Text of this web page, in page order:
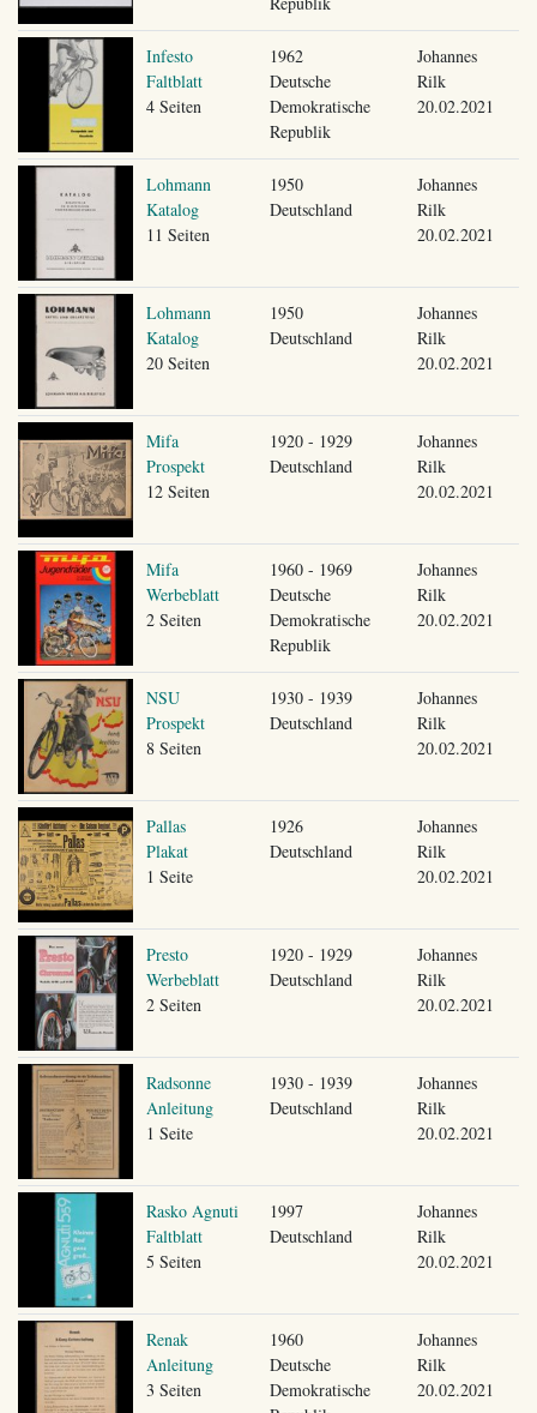
Infesto
Faltblatt
4 Seiten
1962
Deutsche
Demokratische
Republik
Johannes
Rilk
20.02.2021
Lohmann
Katalog
11 Seiten
1950
Deutschland
Johannes
Rilk
20.02.2021
Lohmann
Katalog
20 Seiten
1950
Deutschland
Johannes
Rilk
20.02.2021
Mifa
Prospekt
12 Seiten
1920 - 1929
Deutschland
Johannes
Rilk
20.02.2021
Mifa
Werbeblatt
2 Seiten
1960 - 1969
Deutsche
Demokratische
Republik
Johannes
Rilk
20.02.2021
NSU
Prospekt
8 Seiten
1930 - 1939
Deutschland
Johannes
Rilk
20.02.2021
Pallas
Plakat
1 Seite
1926
Deutschland
Johannes
Rilk
20.02.2021
Presto
Werbeblatt
2 Seiten
1920 - 1929
Deutschland
Johannes
Rilk
20.02.2021
Radsonne
Anleitung
1 Seite
1930 - 1939
Deutschland
Johannes
Rilk
20.02.2021
Rasko Agnuti
Faltblatt
5 Seiten
1997
Deutschland
Johannes
Rilk
20.02.2021
Renak
Anleitung
3 Seiten
1960
Deutsche
Demokratische
Johannes
Rilk
20.02.2021